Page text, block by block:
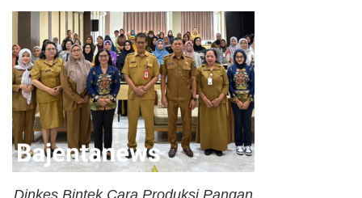
Dinkes Bintek Cara Produksi Pangan